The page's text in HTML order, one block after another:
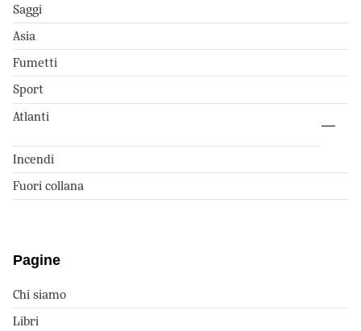
Saggi
Asia
Fumetti
Sport
Atlanti
Incendi
Fuori collana
Pagine
Chi siamo
Libri